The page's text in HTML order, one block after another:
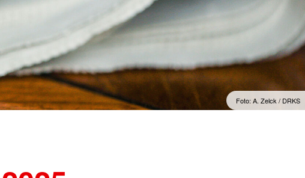
Psychosoziale Notfallversorgung
Rettungsdienst
Rettungshundearbeit
Schnelleinsatzgruppen
Foto: A. Zelck / DRKS